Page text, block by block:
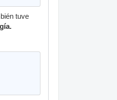
tuve